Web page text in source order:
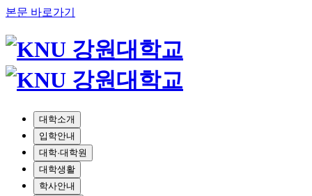
본문 바로가기
대학소개
입학안내
대학·대학원
대학생활
학사안내